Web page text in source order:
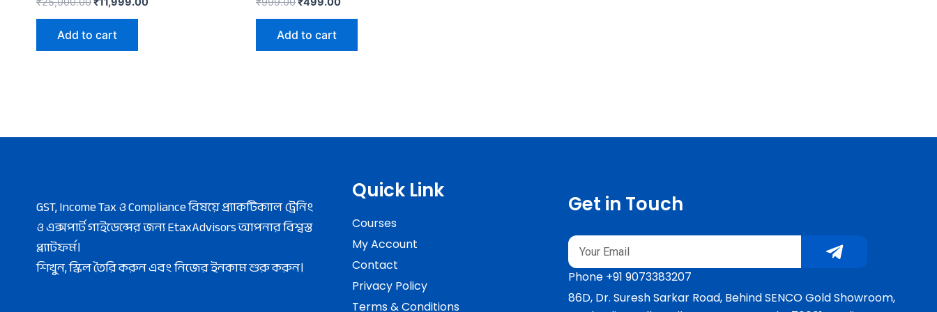
Add to cart Add to cart
GST, Income Tax ও Compliance বিষয়ে প্র্যাকটিক্যাল ট্রেনিং
ও এক্সপার্ট গাইডেন্সের জন্য EtaxAdvisors আপনার বিশ্বস্ত
প্ল্যাটফর্ম।
শিখুন, স্কিল তৈরি করুন এবং নিজের ইনকাম শুরু করুন।
Quick Link
Courses
My Account
Contact
Privacy Policy
Terms & Conditions
Get in Touch
Email Submit
Phone +91 9073383207
86D, Dr. Suresh Sarkar Road, Behind SENCO Gold Showroom,